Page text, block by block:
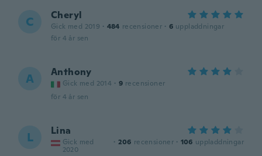
C Cheryl
Gick med 2019 · 484 recensioner · 6 uppladdningar
för 4 år sen
A Anthony
Gick med 2014 · 9 recensioner
för 4 år sen
L Lina
Gick med
2020
· 206 recensioner · 106 uppladdningar